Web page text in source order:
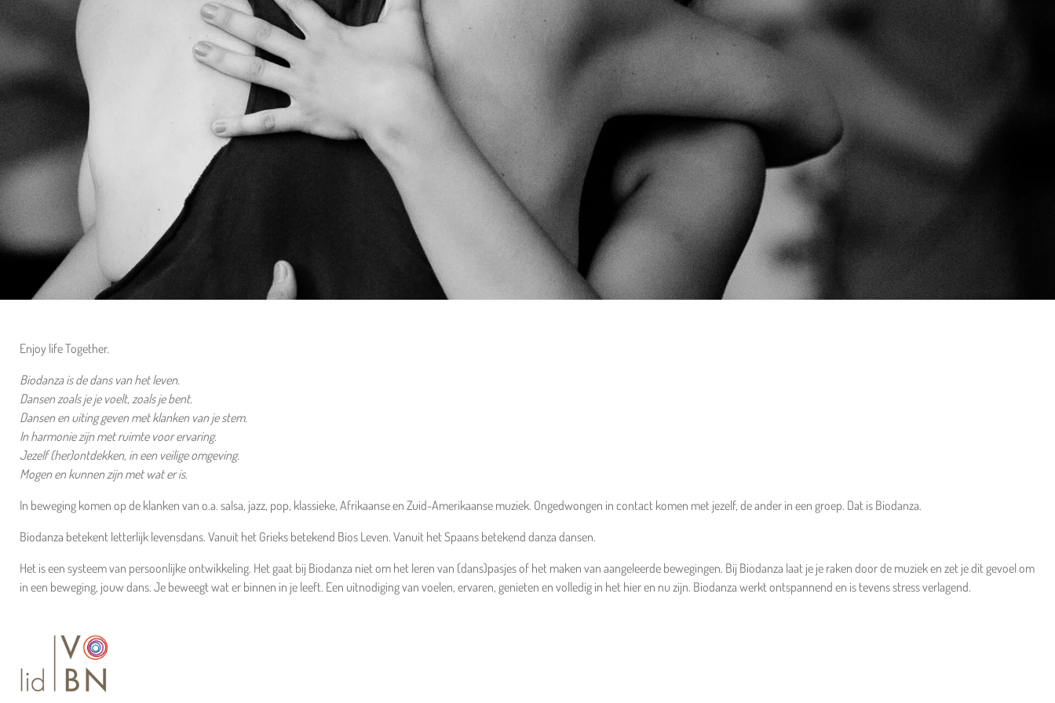
Enjoy life Together.
Biodanza is de dans van het leven.
Dansen zoals je je voelt, zoals je bent.
Dansen en uiting geven met klanken van je stem.
In harmonie zijn met ruimte voor ervaring.
Jezelf (her)ontdekken, in een veilige omgeving.
Mogen en kunnen zijn met wat er is.
In beweging komen op de klanken van o.a. salsa, jazz, pop, klassieke, Afrikaanse en Zuid-Amerikaanse muziek. Ongedwongen in contact komen met jezelf, de ander in een groep. Dat is Biodanza.
Biodanza betekent letterlijk levensdans. Vanuit het Grieks betekend Bios Leven. Vanuit het Spaans betekend danza dansen.
Het is een systeem van persoonlijke ontwikkeling. Het gaat bij Biodanza niet om het leren van (dans)pasjes of het maken van aangeleerde bewegingen. Bij Biodanza laat je je raken door de muziek en zet je dit gevoel om
in een beweging, jouw dans. Je beweegt wat er binnen in je leeft. Een uitnodiging van voelen, ervaren, genieten en volledig in het hier en nu zijn. Biodanza werkt ontspannend en is tevens stress verlagend.